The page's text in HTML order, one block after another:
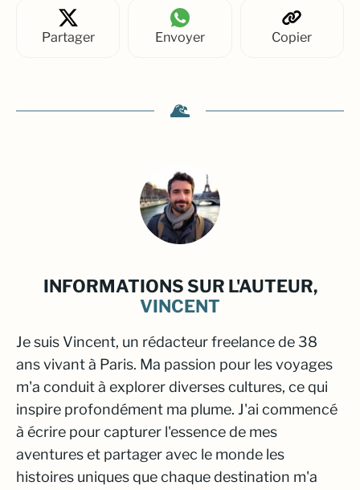
Partager Envoyer Copier
INFORMATIONS SUR L'AUTEUR,
VINCENT
Je suis Vincent, un rédacteur freelance de 38
ans vivant à Paris. Ma passion pour les voyages
m'a conduit à explorer diverses cultures, ce qui
inspire profondément ma plume. J'ai commencé
à écrire pour capturer l'essence de mes
aventures et partager avec le monde les
histoires uniques que chaque destination m'a